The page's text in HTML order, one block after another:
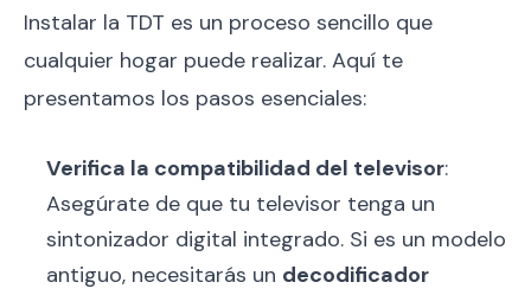
Instalar la TDT es un proceso sencillo que
cualquier hogar puede realizar. Aquí te
presentamos los pasos esenciales:
Verifica la compatibilidad del televisor:
Asegúrate de que tu televisor tenga un
sintonizador digital integrado. Si es un modelo
antiguo, necesitarás un decodificador